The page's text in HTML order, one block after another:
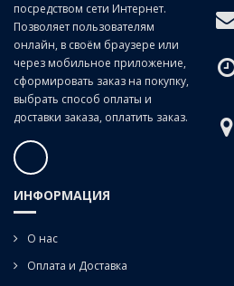
посредством сети Интернет.
Позволяет пользователям
онлайн, в своём браузере или
через мобильное приложение,
сформировать заказ на покупку,
выбрать способ оплаты и
доставки заказа, оплатить заказ.
ИНФОРМАЦИЯ
О нас
Оплата и Доставка